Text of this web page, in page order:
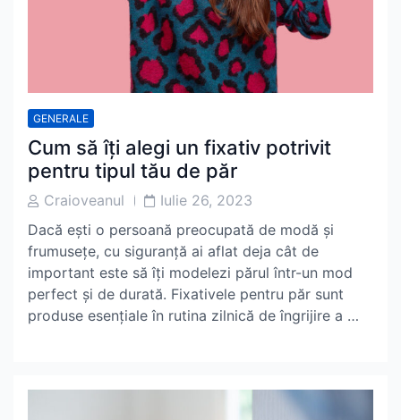
GENERALE
Cum să îți alegi un fixativ potrivit
pentru tipul tău de păr
PostCraioveanul
PostIulie 26, 2023
Dacă ești o persoană preocupată de modă și
frumusețe, cu siguranță ai aflat deja cât de
important este să îți modelezi părul într-un mod
perfect și de durată. Fixativele pentru păr sunt
produse esențiale în rutina zilnică de îngrijire a …